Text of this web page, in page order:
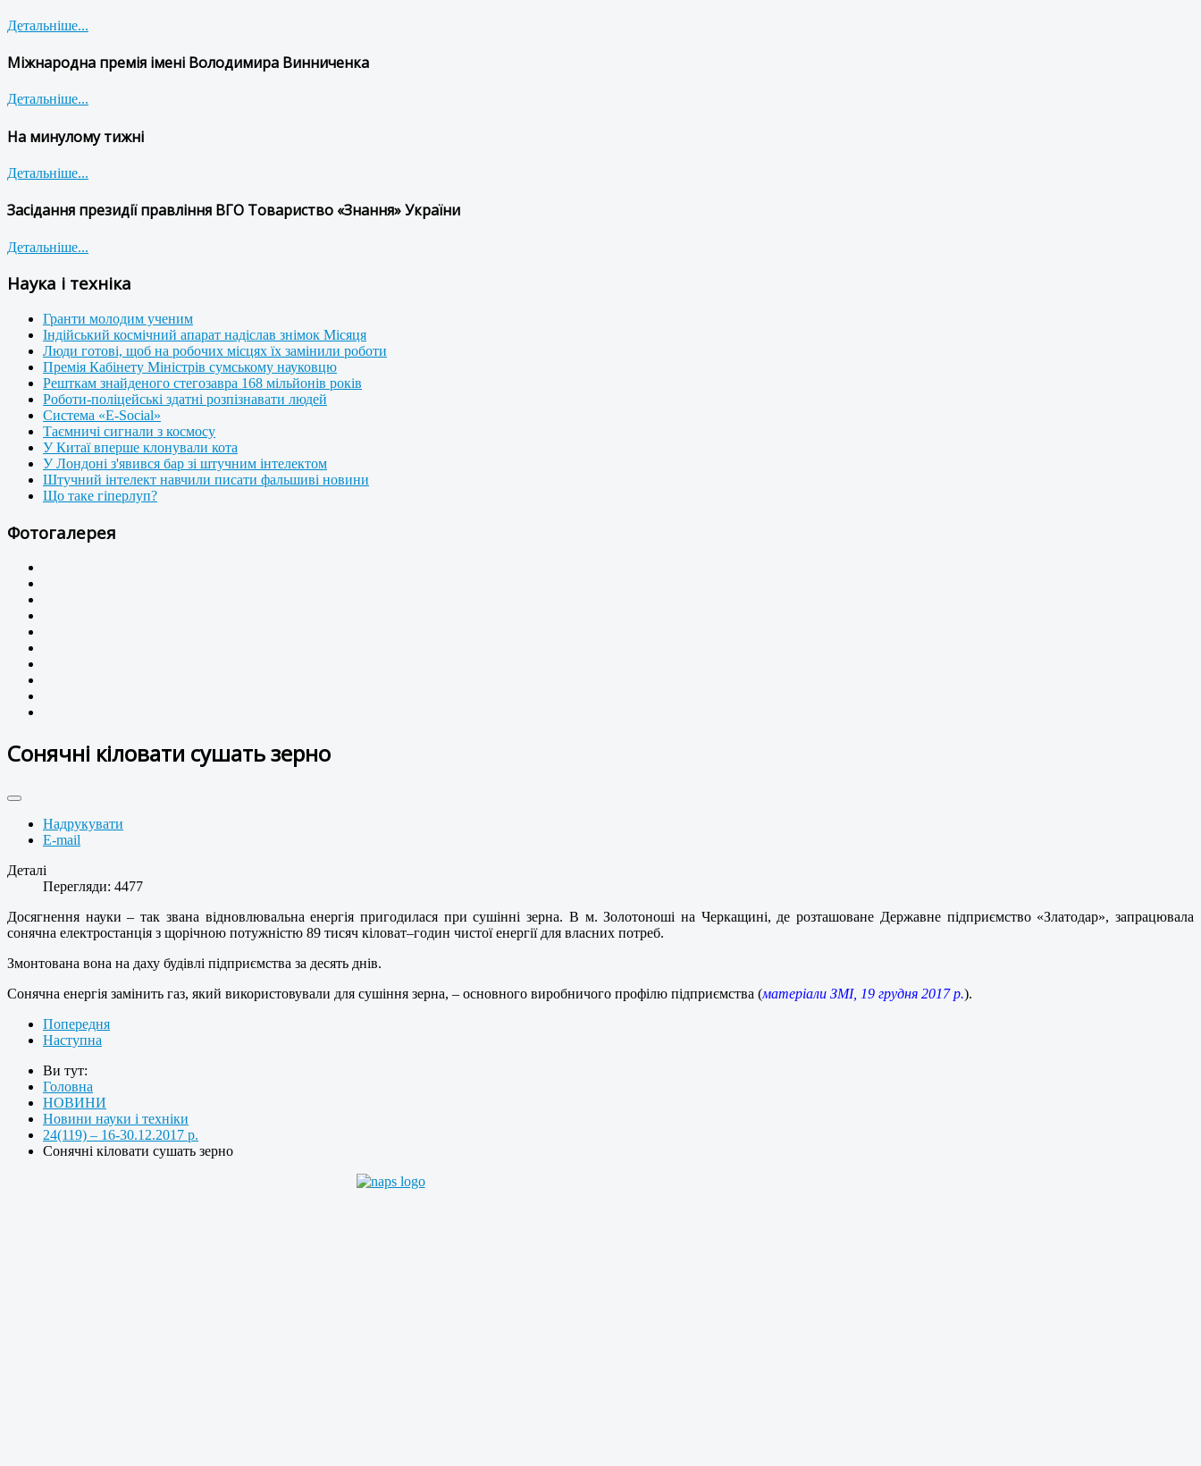
Детальніше...
Міжнародна премія імені Володимира Винниченка
Детальніше...
На минулому тижні
Детальніше...
Засідання президії правління ВГО Товариство «Знання» України
Детальніше...
Наука і техніка
Гранти молодим ученим
Індійський космічний апарат надіслав знімок Місяця
Люди готові, щоб на робочих місцях їх замінили роботи
Премія Кабінету Міністрів сумському науковцю
Решткам знайденого стегозавра 168 мільйонів років
Роботи-поліцейські здатні розпізнавати людей
Система «E-Social»
Таємничі сигнали з космосу
У Китаї вперше клонували кота
У Лондоні з'явився бар зі штучним інтелектом
Штучний інтелект навчили писати фальшиві новини
Що таке гіперлуп?
Фотогалерея
Сонячні кіловати сушать зерно
Надрукувати
E-mail
Деталі
Перегляди: 4477
Досягнення науки – так звана відновлювальна енергія пригодилася при сушінні зерна. В м. Золотоноші на Черкащині, де розташоване Державне підприємство «Златодар», запрацювала
сонячна електростанція з щорічною потужністю 89 тисяч кіловат–годин чистої енергії для власних потреб.
Змонтована вона на даху будівлі підприємства за десять днів.
Сонячна енергія замінить газ, який використовували для сушіння зерна, – основного виробничого профілю підприємства (матеріали ЗМІ, 19 грудня 2017 р.).
Попередня
Наступна
Ви тут:
Головна
НОВИНИ
Новини науки і техніки
24(119) – 16-30.12.2017 р.
Сонячні кіловати сушать зерно